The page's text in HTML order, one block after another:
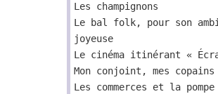
Les champignons
Le bal folk, pour son
joyeuse
Le cinéma itinérant «
Mon conjoint, mes copains
Les commerces et la